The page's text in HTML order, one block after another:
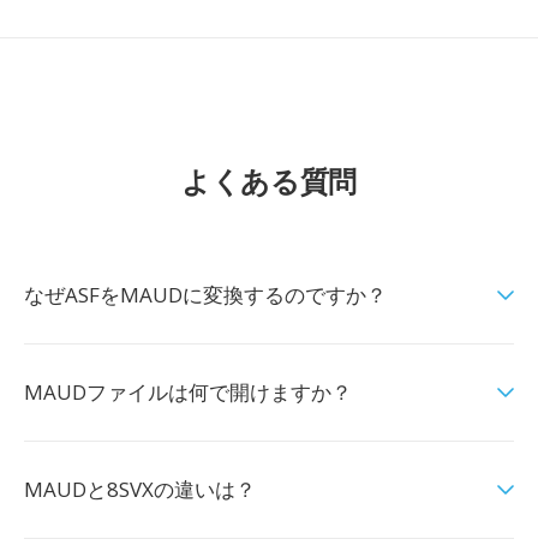
よくある質問
なぜASFをMAUDに変換するのですか？
MAUDファイルは何で開けますか？
MAUDと8SVXの違いは？